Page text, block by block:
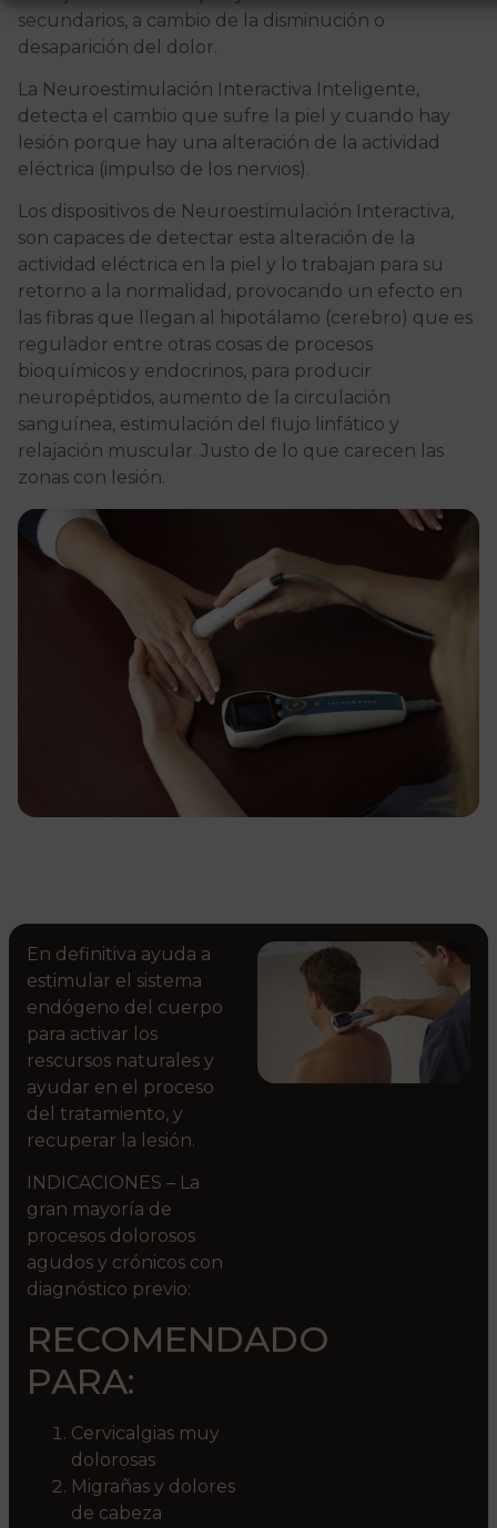
secundarios, a cambio de la disminución o
desaparición del dolor.
La Neuroestimulación Interactiva Inteligente,
detecta el cambio que sufre la piel y cuando hay
lesión porque hay una alteración de la actividad
eléctrica (impulso de los nervios).
Los dispositivos de Neuroestimulación Interactiva,
son capaces de detectar esta alteración de la
actividad eléctrica en la piel y lo trabajan para su
retorno a la normalidad, provocando un efecto en
las fibras que llegan al hipotálamo (cerebro) que es
regulador entre otras cosas de procesos
bioquímicos y endocrinos, para producir
neuropéptidos, aumento de la circulación
sanguínea, estimulación del flujo linfático y
relajación muscular. Justo de lo que carecen las
zonas con lesión.
En definitiva ayuda a
estimular el sistema
endógeno del cuerpo
para activar los
rescursos naturales y
ayudar en el proceso
del tratamiento, y
recuperar la lesión.
INDICACIONES – La
gran mayoría de
procesos dolorosos
agudos y crónicos con
diagnóstico previo:
RECOMENDADO
PARA:
Cervicalgias muy
dolorosas
Migrañas y dolores
de cabeza